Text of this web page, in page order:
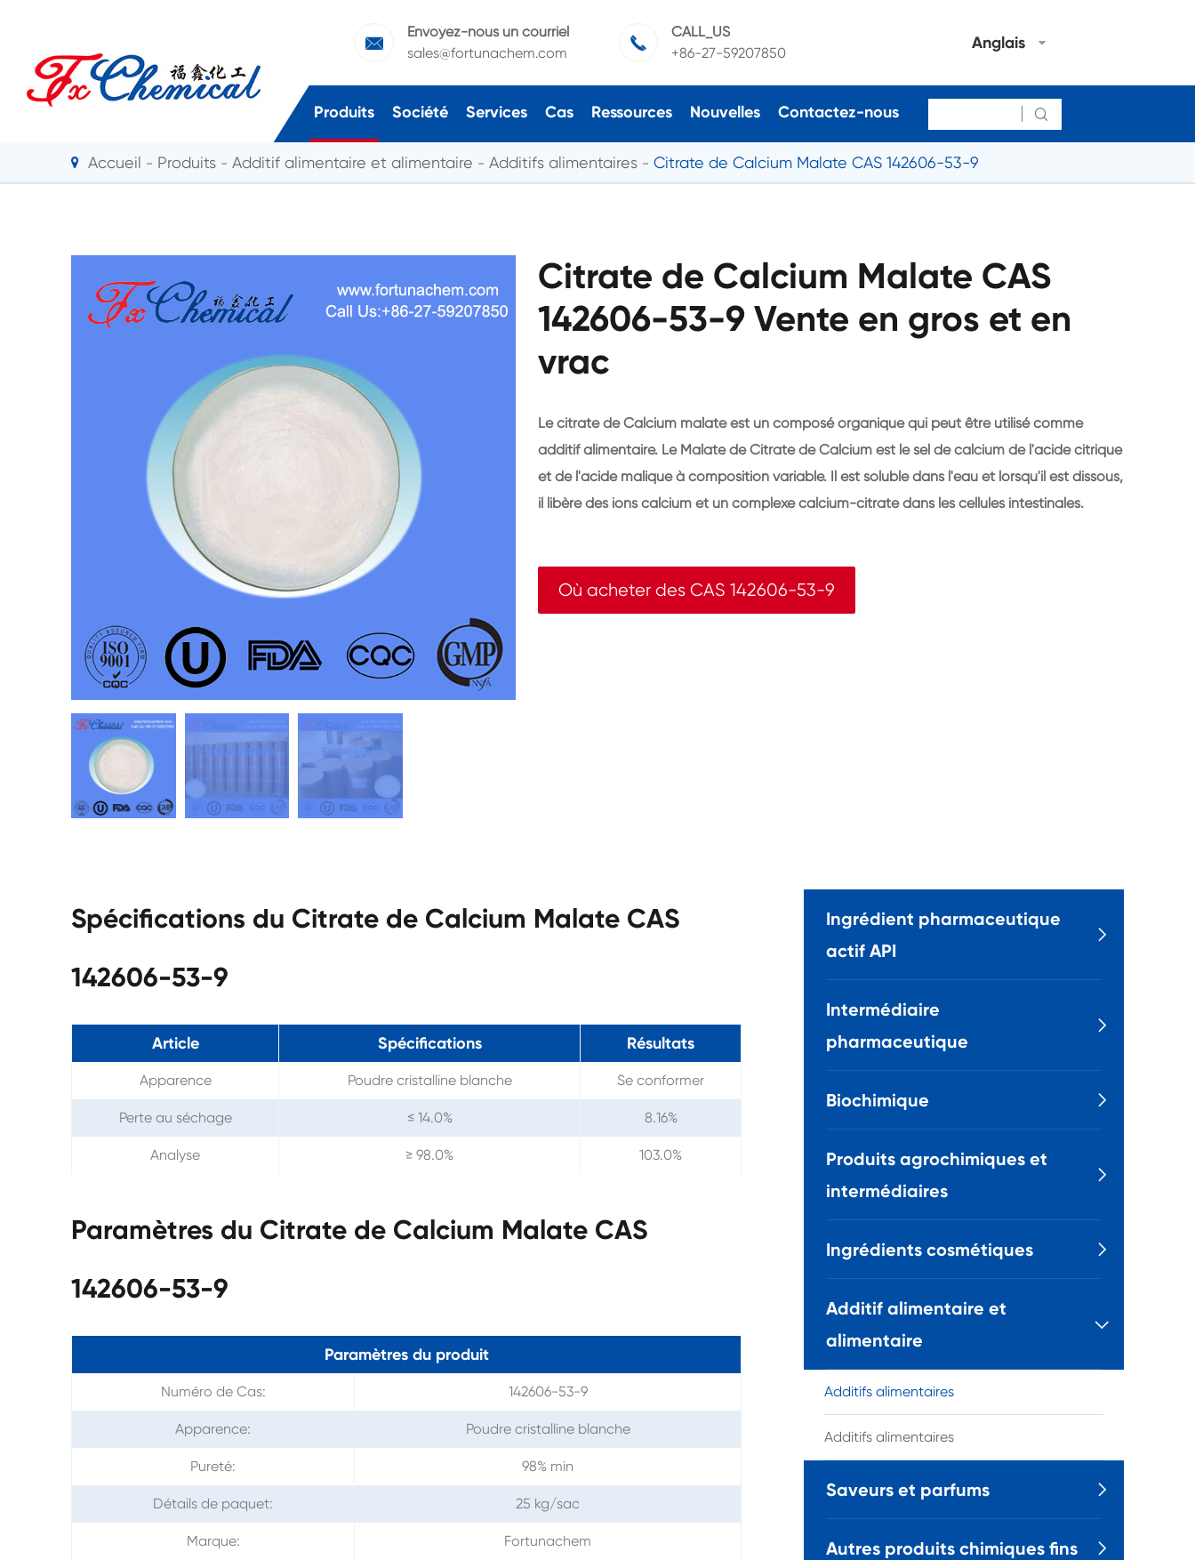

Envoyez-nous un courriel
sales@fortunachem.com

CALL_US
+86-27-59207850
Anglais
Produits Société Services Cas Ressources Nouvelles Contactez-nous 
Accueil Produits Additif alimentaire et alimentaire Additifs alimentaires Citrate de Calcium Malate CAS 142606-53-9
Citrate de Calcium Malate CAS
142606-53-9 Vente en gros et en
vrac
Le citrate de Calcium malate est un composé organique qui peut être utilisé comme
additif alimentaire. Le Malate de Citrate de Calcium est le sel de calcium de l'acide citrique
et de l'acide malique à composition variable. Il est soluble dans l'eau et lorsqu'il est dissous,
il libère des ions calcium et un complexe calcium-citrate dans les cellules intestinales.
Où acheter des CAS 142606-53-9
Spécifications du Citrate de Calcium Malate CAS
142606-53-9
Article Spécifications Résultats
Apparence Poudre cristalline blanche Se conformer
Perte au séchage ≤ 14.0% 8.16%
Analyse ≥ 98.0% 103.0%
Paramètres du Citrate de Calcium Malate CAS
142606-53-9
Paramètres du produit
Numéro de Cas: 142606-53-9
Apparence: Poudre cristalline blanche
Pureté: 98% min
Détails de paquet: 25 kg/sac
Marque: Fortunachem
Ingrédient pharmaceutique
actif API

Intermédiaire
pharmaceutique

Biochimique 
Produits agrochimiques et
intermédiaires

Ingrédients cosmétiques 
Additif alimentaire et
alimentaire

Additifs alimentaires
Additifs alimentaires
Saveurs et parfums 
Autres produits chimiques fins 